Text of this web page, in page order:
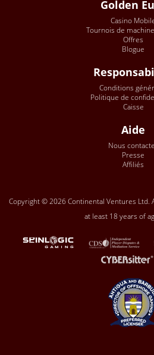
Golden
Casino
Tournois de
Offres
Blogue
Conditions
Politique de
Caisse
Aide
Nous
Presse
Affiliés
Copyright © 2026 Continental Ventures Ltd.
at least 18 years of